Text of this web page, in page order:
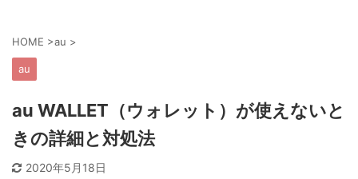
HOME >au >
au
au WALLET（ウォレット）が使えないと
きの詳細と対処法
2020年5月18日